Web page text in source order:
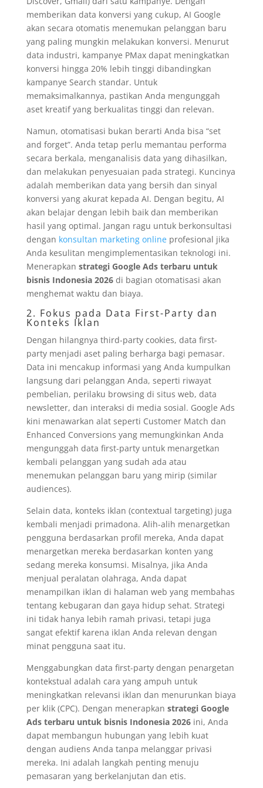
memberikan data konversi yang cukup, AI Google
akan secara otomatis menemukan pelanggan baru
yang paling mungkin melakukan konversi. Menurut
data industri, kampanye PMax dapat meningkatkan
konversi hingga 20% lebih tinggi dibandingkan
kampanye Search standar. Untuk
memaksimalkannya, pastikan Anda mengunggah
aset kreatif yang berkualitas tinggi dan relevan.
Namun, otomatisasi bukan berarti Anda bisa “set
and forget”. Anda tetap perlu memantau performa
secara berkala, menganalisis data yang dihasilkan,
dan melakukan penyesuaian pada strategi. Kuncinya
adalah memberikan data yang bersih dan sinyal
konversi yang akurat kepada AI. Dengan begitu, AI
akan belajar dengan lebih baik dan memberikan
hasil yang optimal. Jangan ragu untuk berkonsultasi
dengan konsultan marketing onlineprofesional jika
Anda kesulitan mengimplementasikan teknologi ini.
Menerapkan strategi Google Ads terbaru untuk
bisnis Indonesia 2026di bagian otomatisasi akan
menghemat waktu dan biaya.
2. Fokus pada Data First-Party dan
Konteks Iklan
Dengan hilangnya third-party cookies, data first-
party menjadi aset paling berharga bagi pemasar.
Data ini mencakup informasi yang Anda kumpulkan
langsung dari pelanggan Anda, seperti riwayat
pembelian, perilaku browsing di situs web, data
newsletter, dan interaksi di media sosial. Google Ads
kini menawarkan alat seperti Customer Match dan
Enhanced Conversions yang memungkinkan Anda
mengunggah data first-party untuk menargetkan
kembali pelanggan yang sudah ada atau
menemukan pelanggan baru yang mirip (similar
audiences).
Selain data, konteks iklan (contextual targeting) juga
kembali menjadi primadona. Alih-alih menargetkan
pengguna berdasarkan profil mereka, Anda dapat
menargetkan mereka berdasarkan konten yang
sedang mereka konsumsi. Misalnya, jika Anda
menjual peralatan olahraga, Anda dapat
menampilkan iklan di halaman web yang membahas
tentang kebugaran dan gaya hidup sehat. Strategi
ini tidak hanya lebih ramah privasi, tetapi juga
sangat efektif karena iklan Anda relevan dengan
minat pengguna saat itu.
Menggabungkan data first-party dengan penargetan
kontekstual adalah cara yang ampuh untuk
meningkatkan relevansi iklan dan menurunkan biaya
per klik (CPC). Dengan menerapkan strategi Google
Ads terbaru untuk bisnis Indonesia 2026ini, Anda
dapat membangun hubungan yang lebih kuat
dengan audiens Anda tanpa melanggar privasi
mereka. Ini adalah langkah penting menuju
pemasaran yang berkelanjutan dan etis.